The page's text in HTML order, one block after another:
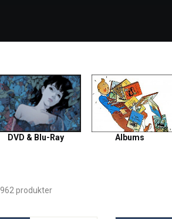
DVD & Blu-Ray Albums
produkter